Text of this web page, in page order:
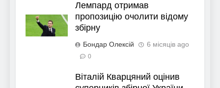
Лемпард отримав
пропозицію очолити відому
збірну
Бондар Олексій 6 місяців ago
0
Віталій Кварцяний оцінив